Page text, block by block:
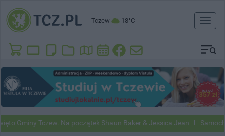
Tczew 18°C
Toggle
Gminy Tczew. Na początek Shaun Baker & Jessica Jean